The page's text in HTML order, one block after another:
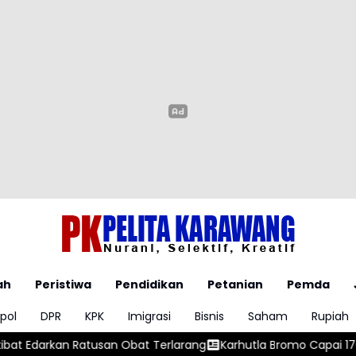
Peristiwa Pendidikan Petanian Pemda
DPR KPK Imigrasi Bisnis Saham
Rupiah
Obat Terlarang
Karhutla Bromo Capai 176 Hektare, Tim